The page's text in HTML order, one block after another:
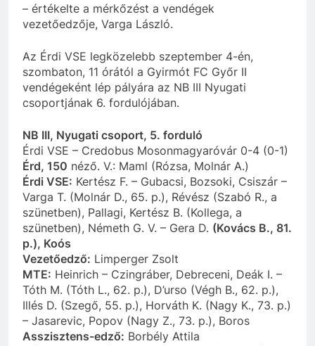
– értékelte a mérkőzést a vendégek
vezetőedzője, Varga László.
Az Érdi VSE legközelebb szeptember 4-én,
szombaton, 11 órától a Gyirmót FC Győr II
vendégeként lép pályára az NB III Nyugati
csoportjának 6. fordulójában.
NB III, Nyugati csoport, 5. forduló
Érdi VSE – Credobus Mosonmagyaróvár 0-4 (0-1)
Érd, 150 néző. V.: Maml (Rózsa, Molnár A.)
Érdi VSE: Kertész F. – Gubacsi, Bozsoki, Csiszár –
Varga T. (Molnár D., 65. p.), Révész (Szabó R., a
szünetben), Pallagi, Kertész B. (Kollega, a
szünetben), Németh G. V. – Gera D. (Kovács B., 81.
p.), Koós
Vezetőedző: Limperger Zsolt
MTE: Heinrich – Czingráber, Debreceni, Deák I. –
Tóth M. (Tóth L., 62. p.), D’urso (Végh B., 62. p.),
Illés D. (Szegő, 55. p.), Horváth K. (Nagy K., 73. p.)
– Jasarevic, Popov (Nagy Z., 73. p.), Boros
Asszisztens-edző: Borbély Attila